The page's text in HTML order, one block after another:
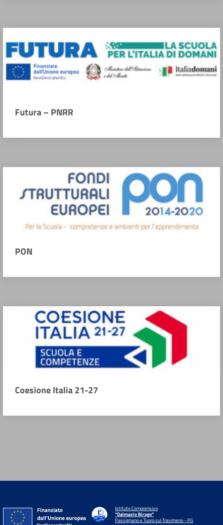
Futura – PNRR
PON
Coesione Italia 21-27
Istituto Comprensivo
"Dalmazio Birago"
Passignano e Tuoro sul Trasimeno - PG